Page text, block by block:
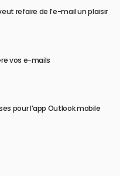
refaire de l’e-mail un plaisir
vos e-mails
pour l’app Outlook mobile